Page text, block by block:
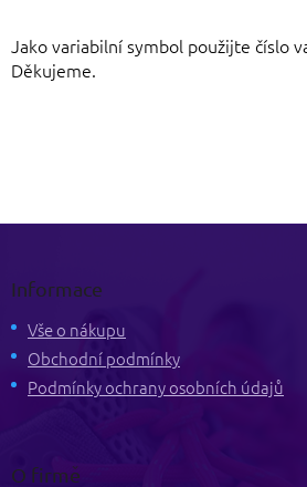
Jako variabilní symbol použijte číslo
Děkujeme.
Informace
Vše o nákupu
Obchodní podmínky
Podmínky ochrany osobních údajů
O firmě